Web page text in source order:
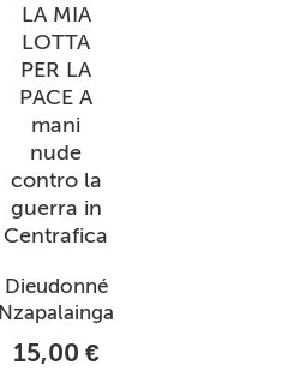
LA MIA
LOTTA
PER LA
PACE A
mani
nude
contro la
guerra in
Centrafica
Dieudonné
Nzapalainga
15,00 €